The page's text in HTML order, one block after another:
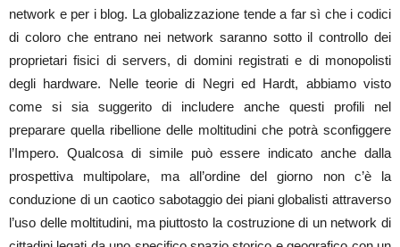
network e per i blog. La globalizzazione tende a far sì che i codici
di coloro che entrano nei network saranno sotto il controllo dei
proprietari fisici di servers, di domini registrati e di monopolisti
degli hardware. Nelle teorie di Negri ed Hardt, abbiamo visto
come si sia suggerito di includere anche questi profili nel
preparare quella ribellione delle moltitudini che potrà sconfiggere
l’Impero. Qualcosa di simile può essere indicato anche dalla
prospettiva multipolare, ma all’ordine del giorno non c’è la
conduzione di un caotico sabotaggio dei piani globalisti attraverso
l’uso delle moltitudini, ma piuttosto la costruzione di un network di